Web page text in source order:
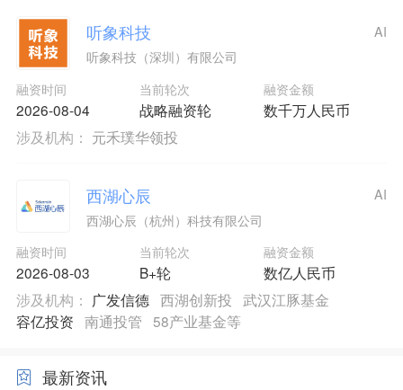
听象科技
听象科技（深圳）有限公司
融资时间
2026-08-04
当前轮次
战略融资轮
融资金额
数千万人民币
AI
涉及机构： 元禾璞华领投
西湖心辰
西湖心辰（杭州）科技有限公司
融资时间
2026-08-03
当前轮次
B+轮
融资金额
数亿人民币
AI
涉及机构： 广发信德 西湖创新投 武汉江豚基金
容亿投资 南通投管 58产业基金等
最新资讯